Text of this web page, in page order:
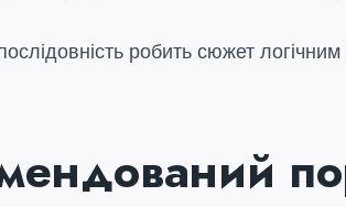
робить сюжет